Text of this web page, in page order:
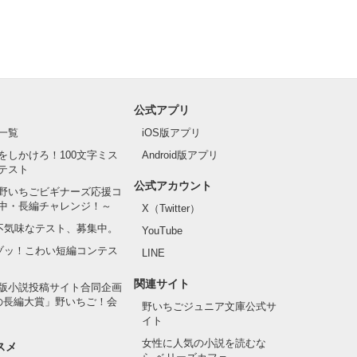
覧
しかけろ！100文字ミス
スト
いちごビギナーズ応援コ
・長編チャレンジ！～
味なテスト、募集中。
ッ！こわい短編コンテス
小説投稿サイト合同企画
長編大賞」野いちご！会
メ
公式アプリ
iOS版アプリ
Android版アプリ
公式アカウント
X（Twitter）
YouTube
LINE
関連サイト
野いちごジュニア文庫公式サ
イト
女性に人気の小説を読むな